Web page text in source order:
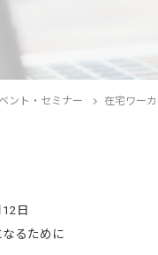
ント・セミナー 在宅ワー
日
るために